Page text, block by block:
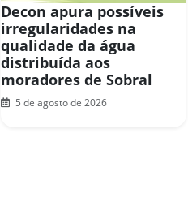
Decon apura possíveis
irregularidades na
qualidade da água
distribuída aos
moradores de Sobral
5 de agosto de 2026